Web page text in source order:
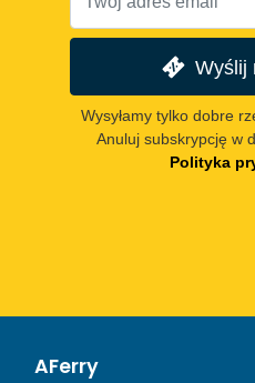
Wyślij
Wysyłamy tylko dobre
Anuluj subskrypcję w
Polityka
AFerry